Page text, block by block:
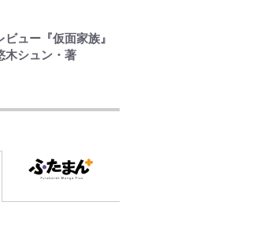
ビュー『仮面家族』
木シュン・著
」魚だった！ ルアー
ジナリティ＆おもしろ
さを知る